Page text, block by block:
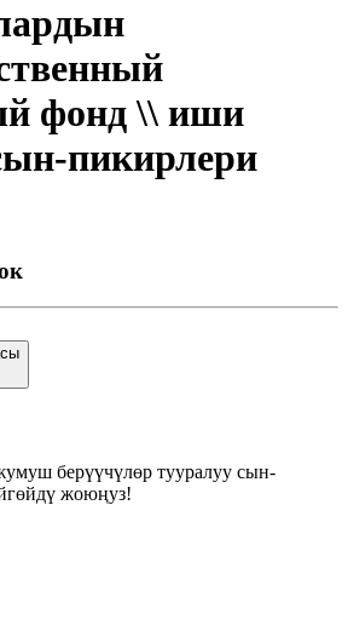
фонд \\ иши
пикирлери
берүүчүлөр тууралуу сын-
жоюңуз!